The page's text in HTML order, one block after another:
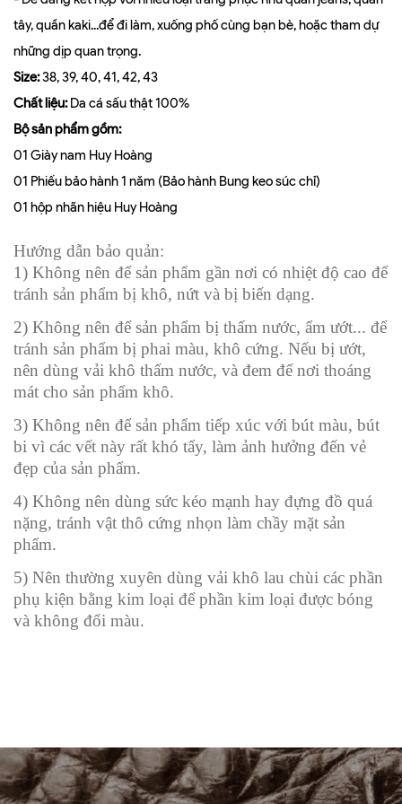
tây, quần kaki...để đi làm, xuống phố cùng bạn bè, hoặc tham dự
những dịp quan trọng.
Size:38, 39, 40, 41, 42, 43
Chất liệu:Da cá sấu thật 100%
Bộ sản phẩm gồm:
01 Giày nam Huy Hoàng
01 Phiếu bảo hành 1 năm (Bảo hành Bung keo súc chỉ)
01 hộp nhãn hiệu Huy Hoàng
Hướng dẫn bảo quản:
1) Không nên để sản phẩm gần nơi có nhiệt độ cao để
tránh sản phẩm bị khô, nứt và bị biến dạng.
2) Không nên để sản phẩm bị thấm nước, ẩm ướt... để
tránh sản phẩm bị phai màu, khô cứng. Nếu bị ướt,
nên dùng vải khô thấm nước, và đem để nơi thoáng
mát cho sản phẩm khô.
3) Không nên để sản phẩm tiếp xúc với bút màu, bút
bi vì các vết này rất khó tẩy, làm ảnh hưởng đến vẻ
đẹp của sản phẩm.
4) Không nên dùng sức kéo mạnh hay đựng đồ quá
nặng, tránh vật thô cứng nhọn làm chầy mặt sản
phẩm.
5) Nên thường xuyên dùng vải khô lau chùi các phần
phụ kiện bằng kim loại để phần kim loại được bóng
và không đổi màu.